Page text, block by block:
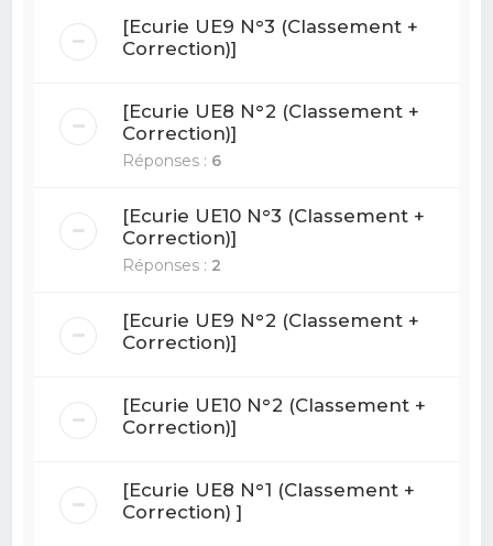
[Ecurie UE9 N°3 (Classement +
Correction)]
[Ecurie UE8 N°2 (Classement +
Correction)]
Réponses : 6
[Ecurie UE10 N°3 (Classement +
Correction)]
Réponses : 2
[Ecurie UE9 N°2 (Classement +
Correction)]
[Ecurie UE10 N°2 (Classement +
Correction)]
[Ecurie UE8 N°1 (Classement +
Correction) ]